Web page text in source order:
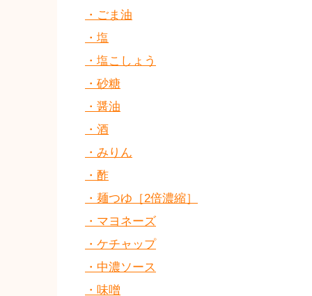
・ごま油
・塩
・塩こしょう
・砂糖
・醤油
・酒
・みりん
・酢
・麺つゆ［2倍濃縮］
・マヨネーズ
・ケチャップ
・中濃ソース
・味噌